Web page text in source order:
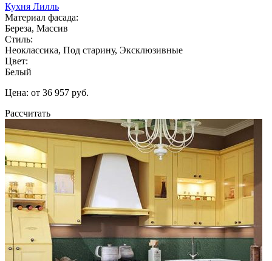
Кухня Лилль
Материал фасада:
Береза, Массив
Стиль:
Неоклассика, Под старину, Эксклюзивные
Цвет:
Белый
Цена: от 36 957 руб.
Рассчитать